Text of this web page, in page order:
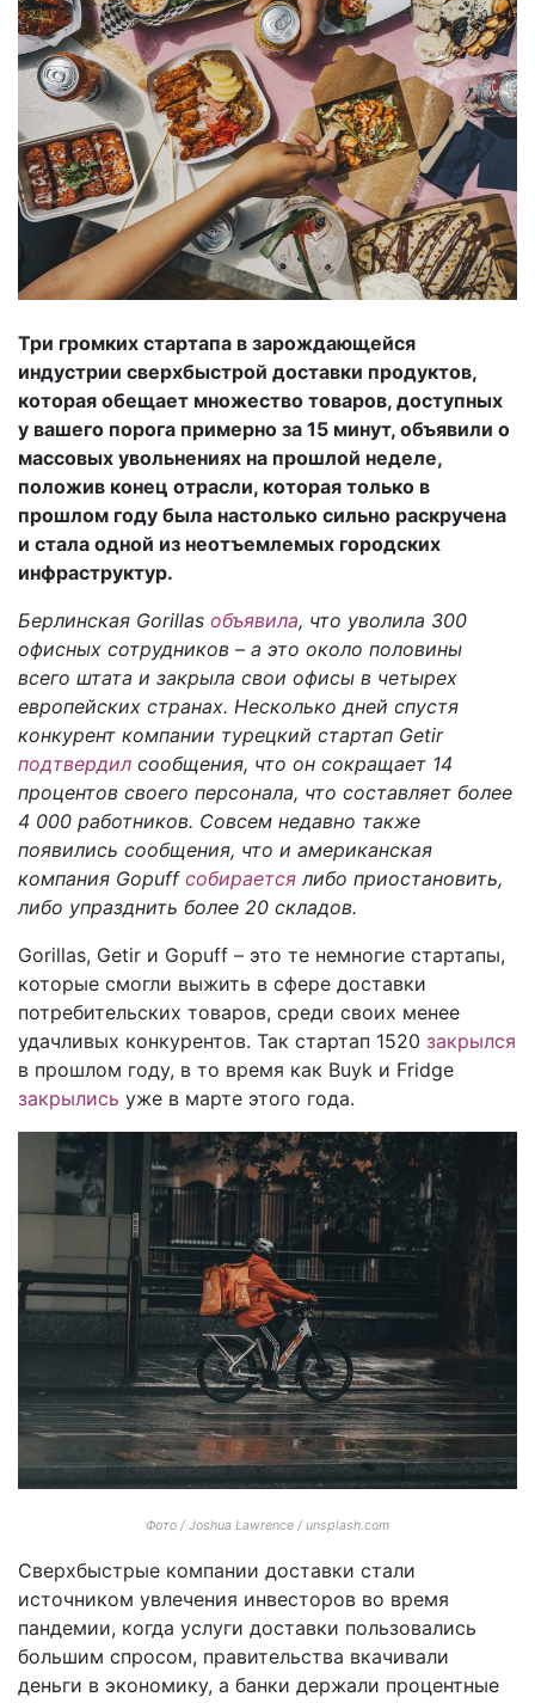
Три громких стартапа в зарождающейся
индустрии сверхбыстрой доставки продуктов,
которая обещает множество товаров, доступных
у вашего порога примерно за 15 минут, объявили о
массовых увольнениях на прошлой неделе,
положив конец отрасли, которая только в
прошлом году была настолько сильно раскручена
и стала одной из неотъемлемых городских
инфраструктур.
Берлинская Gorillas объявила, что уволила 300
офисных сотрудников – а это около половины
всего штата и закрыла свои офисы в четырех
европейских странах. Несколько дней спустя
конкурент компании турецкий стартап Getir
подтвердил сообщения, что он сокращает 14
процентов своего персонала, что составляет более
4 000 работников. Совсем недавно также
появились сообщения, что и американская
компания Gopuff собирается либо приостановить,
либо упразднить более 20 складов.
Gorillas, Getir и Gopuff – это те немногие стартапы,
которые смогли выжить в сфере доставки
потребительских товаров, среди своих менее
удачливых конкурентов. Так стартап 1520 закрылся
в прошлом году, в то время как Buyk и Fridge
закрылись уже в марте этого года.
Фото / Joshua Lawrence / unsplash.com
Сверхбыстрые компании доставки стали
источником увлечения инвесторов во время
пандемии, когда услуги доставки пользовались
большим спросом, правительства вкачивали
деньги в экономику, а банки держали процентные